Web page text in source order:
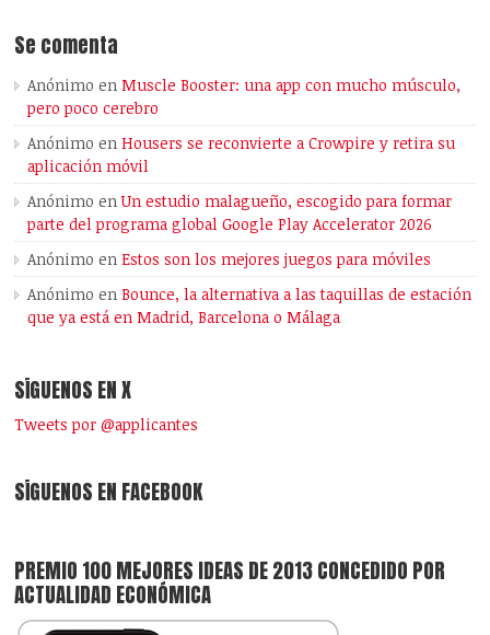
Se comenta
Anónimo enMuscle Booster: una app con mucho músculo,
pero poco cerebro
Anónimo enHousers se reconvierte a Crowpire y retira su
aplicación móvil
Anónimo enUn estudio malagueño, escogido para formar
parte del programa global Google Play Accelerator 2026
Anónimo enEstos son los mejores juegos para móviles
Anónimo enBounce, la alternativa a las taquillas de estación
que ya está en Madrid, Barcelona o Málaga
SÍGUENOS EN X
Tweets por @applicantes
SÍGUENOS EN FACEBOOK
PREMIO 100 MEJORES IDEAS DE 2013 CONCEDIDO POR
ACTUALIDAD ECONÓMICA